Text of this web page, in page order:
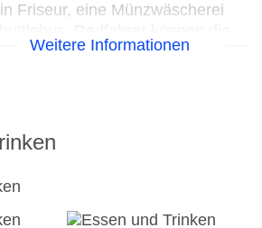
Friseur, eine Münzwäscherei
nutzen. Kostenfrei
Weitere Informationen